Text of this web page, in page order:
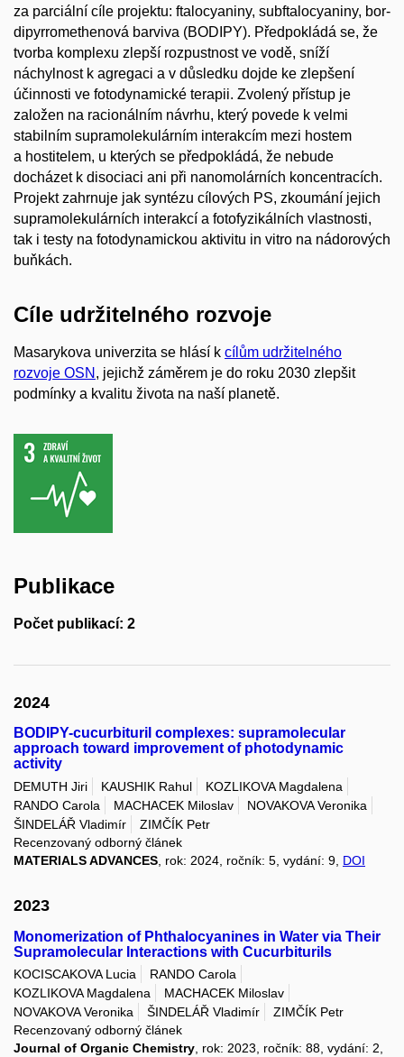
za parciální cíle projektu: ftalocyaniny, subftalocyaniny, bor-
dipyrromethenová barviva (BODIPY). Předpokládá se, že
tvorba komplexu zlepší rozpustnost ve vodě, sníží
náchylnost k agregaci a v důsledku dojde ke zlepšení
účinnosti ve fotodynamické terapii. Zvolený přístup je
založen na racionálním návrhu, který povede k velmi
stabilním supramolekulárním interakcím mezi hostem
a hostitelem, u kterých se předpokládá, že nebude
docházet k disociaci ani při nanomolárních koncentracích.
Projekt zahrnuje jak syntézu cílových PS, zkoumání jejich
supramolekulárních interakcí a fotofyzikálních vlastnosti,
tak i testy na fotodynamickou aktivitu in vitro na nádorových
buňkách.
Cíle udržitelného rozvoje
Masarykova univerzita se hlásí k cílům udržitelného
rozvoje OSN , jejichž záměrem je do roku 2030 zlepšit
podmínky a kvalitu života na naší planetě.
Publikace
Počet publikací: 2
2024
BODIPY-cucurbituril complexes: supramolecular
approach toward improvement of photodynamic
activity
DEMUTH Jiri KAUSHIK Rahul
KOZLIKOVA Magdalena
RANDO Carola
MACHACEK Miloslav
NOVAKOVA Veronika
ŠINDELÁŘ Vladimír
ZIMČÍK Petr
Recenzovaný odborný článek
MATERIALS ADVANCES , rok: 2024, ročník: 5, vydání: 9, DOI
2023
Monomerization of Phthalocyanines in Water via Their
Supramolecular Interactions with Cucurbiturils
KOCISCAKOVA Lucia
RANDO Carola
KOZLIKOVA Magdalena
MACHACEK Miloslav
NOVAKOVA Veronika
ŠINDELÁŘ Vladimír
ZIMČÍK Petr
Recenzovaný odborný článek
Journal of Organic Chemistry, rok: 2023, ročník: 88, vydání: 2,